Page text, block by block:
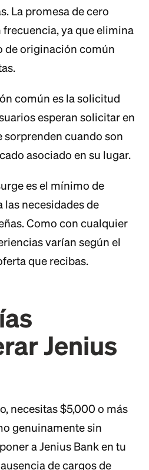
La promesa de cero
ya que elimina
de originación común
común es la solicitud
esperan solicitar en
sorprenden cuando son
asociado en su lugar.
es el mínimo de
las necesidades de
Como con cualquier
varían según el
que recibas.
Jenius
necesitas $5,000 o más
genuinamente sin
a Jenius Bank en tu
de cargos de